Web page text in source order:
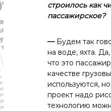
строилось как
пассажирское?
—Будем так
на воде, яхта.
что это
качестве
используются,
проект надо
технологию